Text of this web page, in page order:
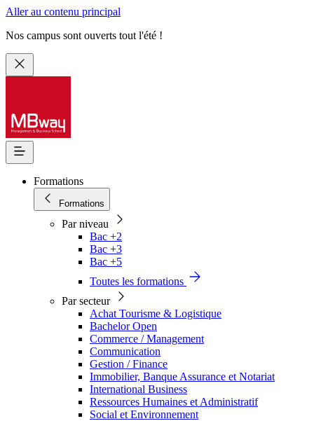
Aller au contenu principal
Nos campus sont ouverts tout l'été !
Formations
Formations
Par niveau
Bac +2
Bac +3
Bac +5
Toutes les formations
Par secteur
Achat Tourisme & Logistique
Bachelor Open
Commerce / Management
Communication
Gestion / Finance
Immobilier, Banque Assurance et Notariat
International Business
Ressources Humaines et Administratif
Social et Environnement